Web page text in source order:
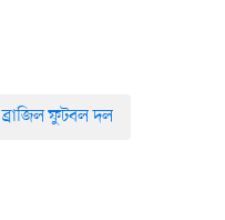
ব্রাজিল ফুটবল দল